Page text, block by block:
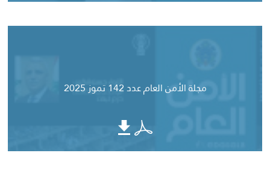
مجلة الأمن العام عدد 142 تموز 2025